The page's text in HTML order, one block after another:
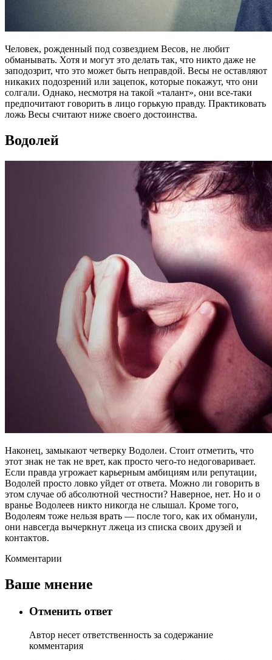
Человек, рожденный под созвездием Весов, не любит
обманывать. Хотя и могут это делать так, что никто даже не
заподозрит, что это может быть неправдой. Весы не оставляют
никаких подозрений или зацепок, которые покажут, что они
солгали. Однако, несмотря на такой «талант», они все-таки
предпочитают говорить в лицо горькую правду. Практиковать
ложь Весы считают ниже своего достоинства.
Водолей
Наконец, замыкают четверку Водолеи. Стоит отметить, что
этот знак не так не врет, как просто чего-то недоговаривает.
Если правда угрожает карьерным амбициям или репутации,
Водолей просто ловко уйдет от ответа. Можно ли говорить в
этом случае об абсолютной честности? Наверное, нет. Но и о
вранье Водолеев никто никогда не слышал. Кроме того,
Водолеям тоже нельзя врать — после того, как их обманули,
они навсегда вычеркнут лжеца из списка своих друзей и
контактов.
Комментарии
Ваше мнение
Отменить ответ
Автор несет ответственность за содержание
комментария